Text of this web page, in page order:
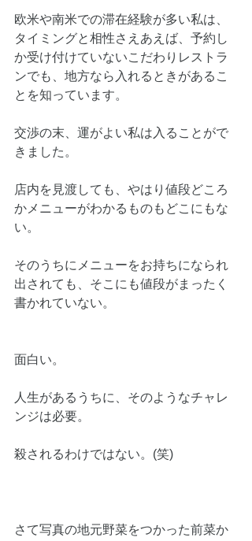
欧米や南米での滞在経験が多い私は、
タイミングと相性さえあえば、予約し
か受け付けていないこだわりレストラ
ンでも、地方なら入れるときがあるこ
とを知っています。
交渉の末、運がよい私は入ることがで
きました。
店内を見渡しても、やはり値段どころ
かメニューがわかるものもどこにもな
い。
そのうちにメニューをお持ちになられ
出されても、そこにも値段がまったく
書かれていない。
面白い。
人生があるうちに、そのようなチャレ
ンジは必要。
殺されるわけではない。(笑)
さて写真の地元野菜をつかった前菜か